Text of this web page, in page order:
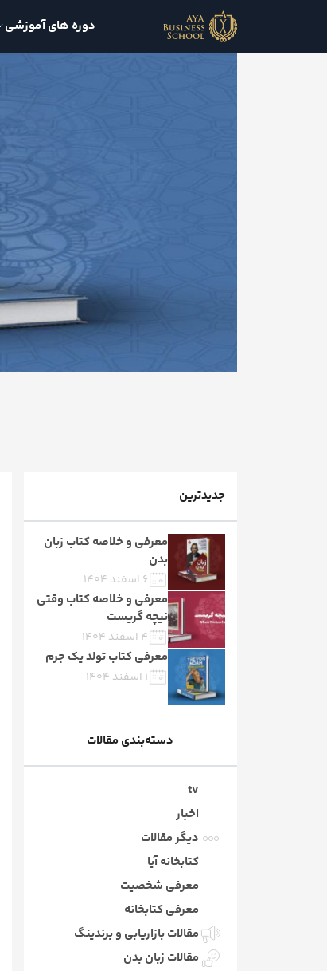
دوره های آموزشی
جدیدترین
معرفی و خلاصه کتاب زبان
بدن
۶ اسفند ۱۴۰۴
معرفی و خلاصه کتاب وقتی
نیچه گریست
۴ اسفند ۱۴۰۴
معرفی کتاب تولد یک جرم
۱ اسفند ۱۴۰۴
دسته‌بندی مقالات
tv
اخبار
دیگر مقالات
کتابخانه آیا
معرفی شخصیت
معرفی کتابخانه
مقالات بازاریابی و برندینگ
مقالات زبان بدن